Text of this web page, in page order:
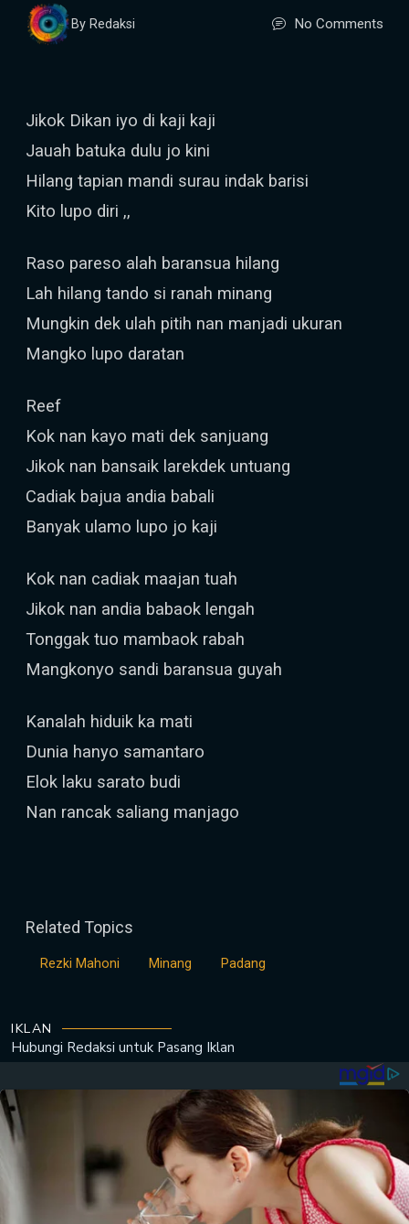
By Redaksi No Comments
Jikok Dikan iyo di kaji kaji
Jauah batuka dulu jo kini
Hilang tapian mandi surau indak barisi
Kito lupo diri ,,
Raso pareso alah baransua hilang
Lah hilang tando si ranah minang
Mungkin dek ulah pitih nan manjadi ukuran
Mangko lupo daratan
Reef
Kok nan kayo mati dek sanjuang
Jikok nan bansaik larekdek untuang
Cadiak bajua andia babali
Banyak ulamo lupo jo kaji
Kok nan cadiak maajan tuah
Jikok nan andia babaok lengah
Tonggak tuo mambaok rabah
Mangkonyo sandi baransua guyah
Kanalah hiduik ka mati
Dunia hanyo samantaro
Elok laku sarato budi
Nan rancak saliang manjago
Related Topics
Rezki Mahoni Minang Padang
IKLAN
Hubungi Redaksi untuk Pasang Iklan